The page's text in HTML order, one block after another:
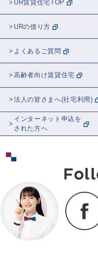
UR賃貸住宅TOP
URの借り方
よくあるご質問
高齢者向け賃貸住宅
法人の皆さまへ(社宅利用)
インターネット申込を
された方へ